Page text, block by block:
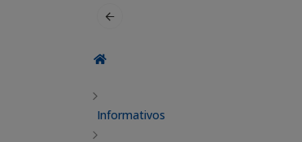
Informativos